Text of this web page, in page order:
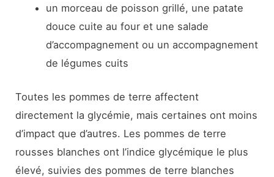
un morceau de poisson grillé, une patate
douce cuite au four et une salade
d’accompagnement ou un accompagnement
de légumes cuits
Toutes les pommes de terre affectent
directement la glycémie, mais certaines ont moins
d’impact que d’autres. Les pommes de terre
rousses blanches ont l’indice glycémique le plus
élevé, suivies des pommes de terre blanches